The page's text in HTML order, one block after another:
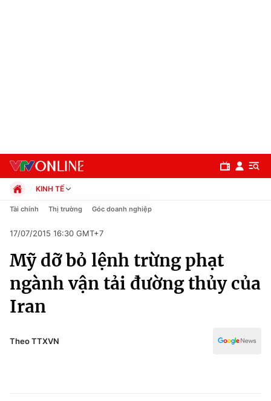
Chuyên mục
Chính trị
Xã hội
Pháp luật
KINH TẾ
Chính trị
Pháp luật
Kinh tế
Thể thao
Truyền hình
Văn hóa - Giải trí
Tài chính Thị trường Góc doanh nghiệp
17/07/2015 16:30 GMT+7
Mỹ dỡ bỏ lệnh trừng phạt
ngành vận tải đường thủy của
Iran
Theo TTXVN